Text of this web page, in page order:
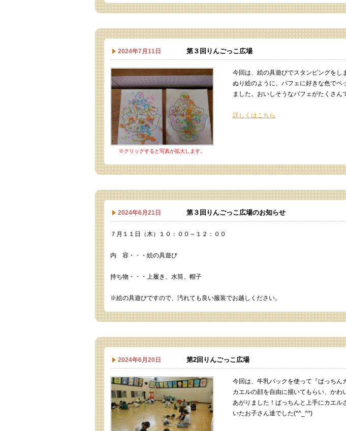
第３回りんごっこ広場
2024年7月11日
※クリックすると写真が拡大します。
今回は、絵の具遊びでスタンピングをし
ぬり絵のように、パフェに好きな色でペ
ました。おいしそうなパフェがたくさん
詳しくはこちら
第３回りんごっこ広場のお知らせ
2024年6月21日
７月１１日（木）１０：００～１２：００
内 容・・・絵の具遊び
持ち物・・・上履き、水筒、帽子
※絵の具遊びですので、汚れても良い服装でお越しください。
第2回りんごっこ広場
2024年6月20日
今回は、牛乳パックを使って『ぱっちん
カエルの顔を自由に描いてもらい、かわ
あがりました！ぱっちんと上手にカエル
いたお子さん達でした(*^_^*)